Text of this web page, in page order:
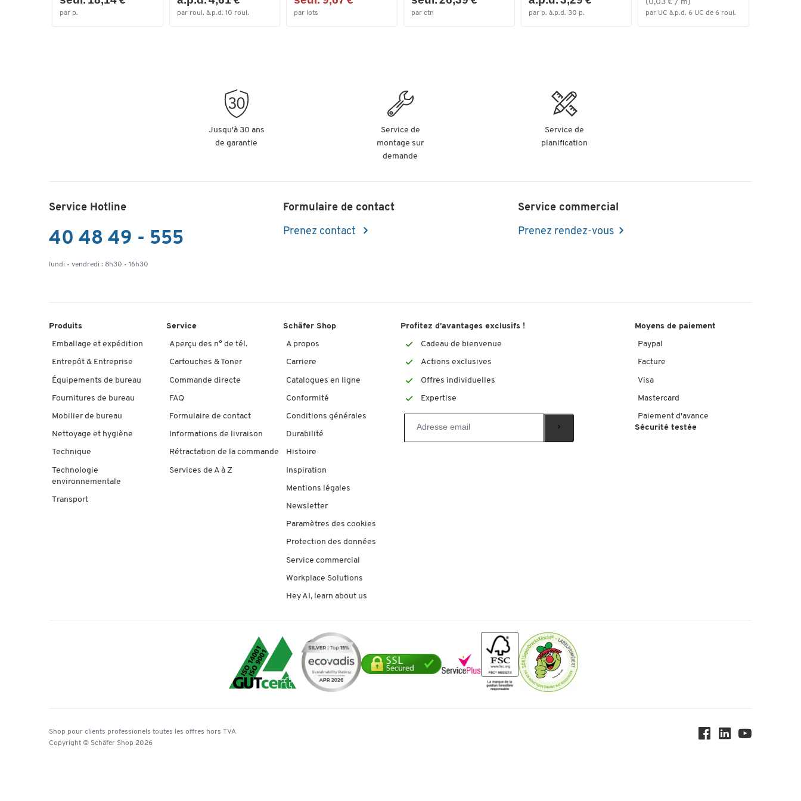
par p. par roul. à.p.d. 10 roul. par lots par ctn par p. à.p.d. 30 p.
(0,03 € / m)
par UC à.p.d. 6 UC de 6 roul.
Jusqu'à 30 ans
de garantie
Service de
montage sur
demande
Service de
planification
Service Hotline
40 48 49 - 555
lundi - vendredi : 8h30 - 16h30
Formulaire de contact
Prenez contact
Service commercial
Prenez rendez-vous
Produits
Emballage et expédition
Entrepôt & Entreprise
Équipements de bureau
Fournitures de bureau
Mobilier de bureau
Nettoyage et hygiène
Technique
Technologie
environnementale
Transport
Service
Aperçu des n° de tél.
Cartouches & Toner
Commande directe
FAQ
Formulaire de contact
Informations de livraison
Rétractation de la commande
Services de A à Z
Schäfer Shop
A propos
Carriere
Catalogues en ligne
Conformité
Conditions générales
Durabilité
Histoire
Inspiration
Mentions légales
Newsletter
Paramètres des cookies
Protection des données
Service commercial
Workplace Solutions
Hey AI, learn about us
Profitez d’avantages exclusifs !
Cadeau de bienvenue
Actions exclusives
Offres individuelles
Expertise
Moyens de paiement
Paypal
Facture
Visa
Mastercard
Paiement d'avance
Sécurité testée
Shop pour clients professionels toutes les offres hors TVA
Copyright © Schäfer Shop 2026